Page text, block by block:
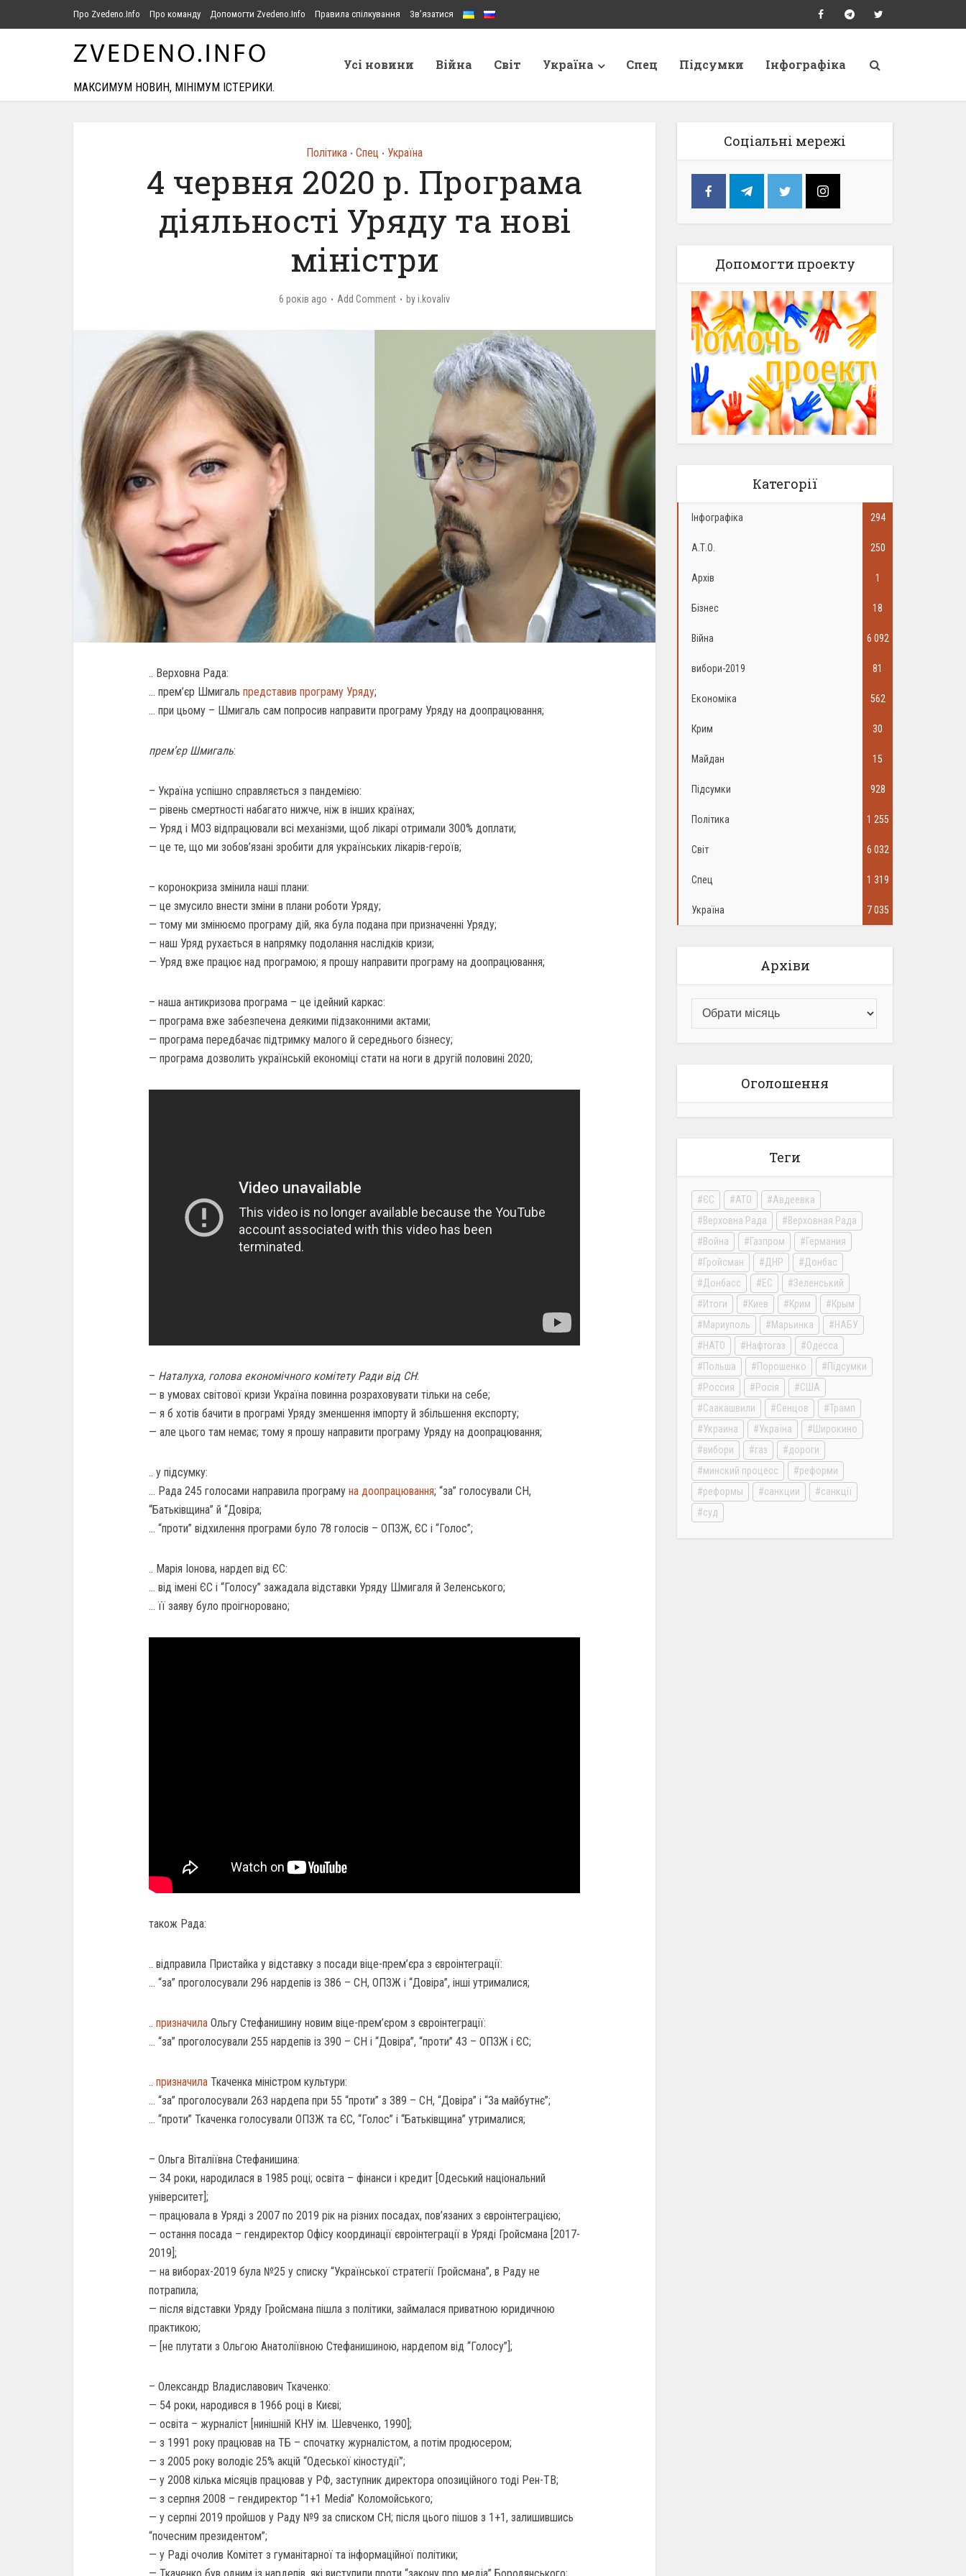
Про Zvedeno.Info Про команду Допомогти Zvedeno.Info Правила спілкування Зв’язатися
МАКСИМУМ НОВИН, МІНІМУМ ІСТЕРИКИ.
Усі новини Війна Світ Україна Спец Підсумки Інфографіка
Політика • Спец • Україна
4 червня 2020 р. Програма
діяльності Уряду та нові
міністри
6 років ago Add Comment byi.kovaliv
.. Верховна Рада:
… прем’єр Шмигаль представив програму Уряду;
… при цьому – Шмигаль сам попросив направити програму Уряду на доопрацювання;
прем’єр Шмигаль:
– Україна успішно справляється з пандемією:
— рівень смертності набагато нижче, ніж в інших країнах;
— Уряд і МОЗ відпрацювали всі механізми, щоб лікарі отримали 300% доплати;
— це те, що ми зобов’язані зробити для українських лікарів-героїв;
– коронокриза змінила наші плани:
— це змусило внести зміни в плани роботи Уряду;
— тому ми змінюємо програму дій, яка була подана при призначенні Уряду;
— наш Уряд рухається в напрямку подолання наслідків кризи;
— Уряд вже працює над програмою; я прошу направити програму на доопрацювання;
– наша антикризова програма – це ідейний каркас:
— програма вже забезпечена деякими підзаконними актами;
— програма передбачає підтримку малого й середнього бізнесу;
— програма дозволить українській економіці стати на ноги в другій половині 2020;
– Наталуха, голова економічного комітету Ради від СН:
— в умовах світової кризи Україна повинна розраховувати тільки на себе;
— я б хотів бачити в програмі Уряду зменшення імпорту й збільшення експорту;
— але цього там немає; тому я прошу направити програму Уряду на доопрацювання;
.. у підсумку:
… Рада 245 голосами направила програму на доопрацювання; “за” голосували СН,
“Батьківщина” й “Довіра;
… “проти” відхилення програми було 78 голосів – ОПЗЖ, ЄС і “Голос”;
.. Марія Іонова, нардеп від ЄС:
… від імені ЄС і “Голосу” зажадала відставки Уряду Шмигаля й Зеленського;
… її заяву було проігноровано;
також Рада:
.. відправила Пристайка у відставку з посади віце-прем’єра з євроінтеграції:
… “за” проголосували 296 нардепів із 386 – СН, ОПЗЖ і “Довіра”, інші утрималися;
.. призначила Ольгу Стефанишину новим віце-прем’єром з євроінтеграції:
… “за” проголосували 255 нардепів із 390 – СН і “Довіра”, “проти” 43 – ОПЗЖ і ЄС;
.. призначила Ткаченка міністром культури:
… “за” проголосували 263 нардепа при 55 “проти” з 389 – СН, “Довіра” і “За майбутнє”;
… “проти” Ткаченка голосували ОПЗЖ та ЄС, “Голос” і “Батьківщина” утрималися;
– Ольга Віталіївна Стефанишина:
— 34 роки, народилася в 1985 році; освіта – фінанси і кредит [Одеський національний
університет];
— працювала в Уряді з 2007 по 2019 рік на різних посадах, пов’язаних з євроінтеграцією;
— остання посада – гендиректор Офісу координації євроінтеграції в Уряді Гройсмана [2017-
2019];
— на виборах-2019 була №25 у списку “Української стратегії Гройсмана”, в Раду не
потрапила;
— після відставки Уряду Гройсмана пішла з політики, займалася приватною юридичною
практикою;
— [не плутати з Ольгою Анатоліївною Стефанишиною, нардепом від “Голосу”];
– Олександр Владиславович Ткаченко:
— 54 роки, народився в 1966 році в Києві;
— освіта – журналіст [нинішній КНУ ім. Шевченко, 1990];
— з 1991 року працював на ТБ – спочатку журналістом, а потім продюсером;
— з 2005 року володіє 25% акцій “Одеської кіностудії”;
— у 2008 кілька місяців працював у РФ, заступник директора опозиційного тоді Рен-ТВ;
— з серпня 2008 – гендиректор “1+1 Media” Коломойського;
— у серпні 2019 пройшов у Раду №9 за списком СН; після цього пішов з 1+1, залишившись
“почесним президентом”;
— у Раді очолив Комітет з гуманітарної та інформаційної політики;
— Ткаченко був одним із нардепів, які виступили проти “закону про медіа” Бородянського;
Соціальні мережі
Допомогти проекту
Категорії
Інфографіка 294
А.Т.О. 250
Архів 1
Бізнес 18
Війна 6 092
вибори-2019 81
Економіка 562
Крим 30
Майдан 15
Підсумки 928
Політика 1 255
Світ 6 032
Спец 1 319
Україна 7 035
Архіви
Оголошення
Теги
ЄС АТО
Авдеевка
Верховна Рада
Верховная Рада
Война
Газпром
Германия
Гройсман
ДНР
Донбас
Донбасс
ЕС
Зеленський
Итоги
Киев Крим
Крым
Мариуполь
Марьинка
НАБУ
НАТО
Нафтогаз
Одесса
Польша
Порошенко
Підсумки
Россия
Росія
США
Саакашвили
Сенцов
Трамп
Украина
Україна
Широкино
вибори
газ
дороги
минский процесс
реформи
реформы
санкции
санкції
суд